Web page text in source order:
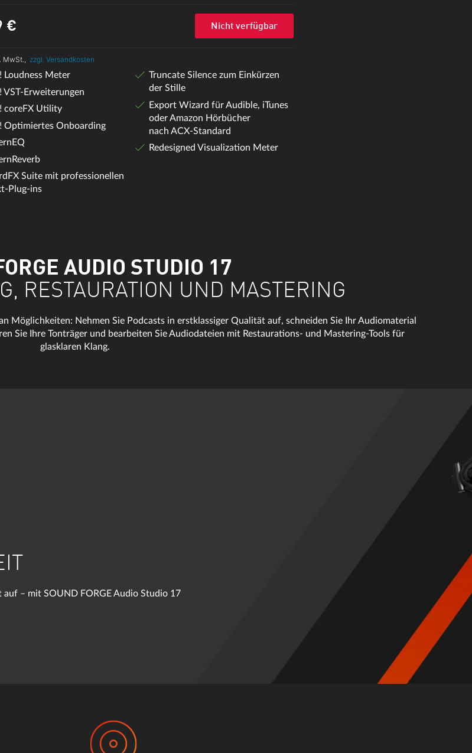
€ Nicht verfügbar
MwSt., zzgl. Versandkosten
Loudness Meter
VST-Erweiterungen
coreFX Utility
Optimiertes Onboarding
Suite mit professionellen
Plug-ins
Truncate Silence zum Einkürzen
der Stille
Export Wizard für Audible, iTunes
oder Amazon Hörbücher
nach ACX-Standard
Redesigned Visualization Meter
AUDIO STUDIO 17
RESTAURATION UND MASTERING
Möglichkeiten: Nehmen Sie Podcasts in erstklassiger Qualität auf, schneiden Sie Ihr Audiomaterial
Sie Ihre Tonträger und bearbeiten Sie Audiodateien mit Restaurations- und Mastering-Tools für
glasklaren Klang.
– mit SOUND FORGE Audio Studio 17